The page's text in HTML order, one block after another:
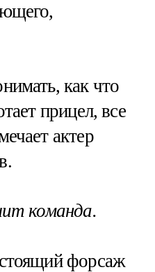
как что
прицел, все
актер
команда.
форсаж